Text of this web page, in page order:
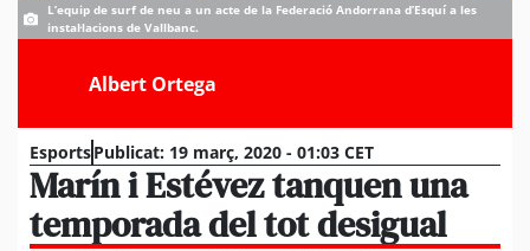
L’equip de surf de neu a un acte de la Federació Andorrana d’Esquí a les
instal·lacions de Vallbanc.
Albert Ortega
EsportsPublicat: 19 març, 2020 - 01:03 CET
Marín i Estévez tanquen una
temporada del tot desigual